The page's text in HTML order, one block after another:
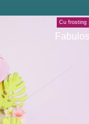
Cu frosting
Fabulos